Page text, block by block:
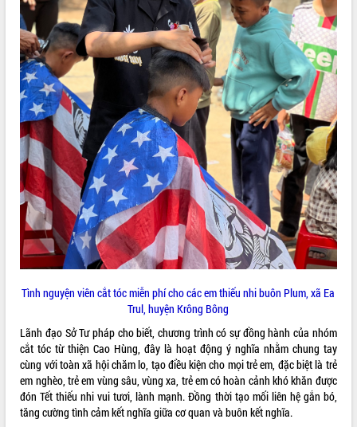
Tình nguyện viên cắt tóc miễn phí cho các em thiếu nhi buôn Plum, xã Ea
Trul, huyện Krông Bông
Lãnh đạo Sở Tư pháp cho biết, chương trình có sự đồng hành của nhóm
cắt tóc từ thiện Cao Hùng, đây là hoạt động ý nghĩa nhằm chung tay
cùng với toàn xã hội chăm lo, tạo điều kiện cho mọi trẻ em, đặc biệt là trẻ
em nghèo, trẻ em vùng sâu, vùng xa, trẻ em có hoàn cảnh khó khăn được
đón Tết thiếu nhi vui tươi, lành mạnh. Đồng thời tạo mối liên hệ gắn bó,
tăng cường tình cảm kết nghĩa giữa cơ quan và buôn kết nghĩa.